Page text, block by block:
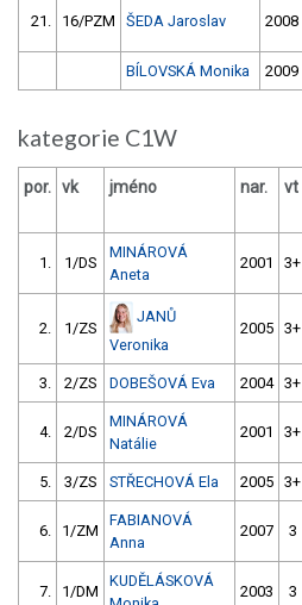
21. 16/PZM ŠEDA Jaroslav 2008
BÍLOVSKÁ Monika 2009
kategorie C1W
por. vk jméno nar. vt
1. 1/DS
MINÁROVÁ
Aneta
2001 3+
2. 1/ZS
JANŮ
Veronika
2005 3+
3. 2/ZS DOBEŠOVÁ Eva 2004 3+
4. 2/DS
MINÁROVÁ
Natálie
2001 3+
5. 3/ZS STŘECHOVÁ Ela 2005 3+
6. 1/ZM
FABIANOVÁ
Anna
2007 3
7. 1/DM
KUDĚLÁSKOVÁ
2003 3